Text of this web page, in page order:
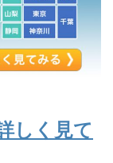
しく見て